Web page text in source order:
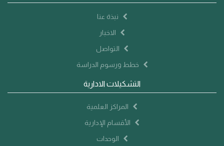
نبذة عنا
الاخبار
التواصل
خطط ورسوم الدراسة
التشكيلات الادارية
المراكز العلمية
الأقسام الإدارية
الوحدات